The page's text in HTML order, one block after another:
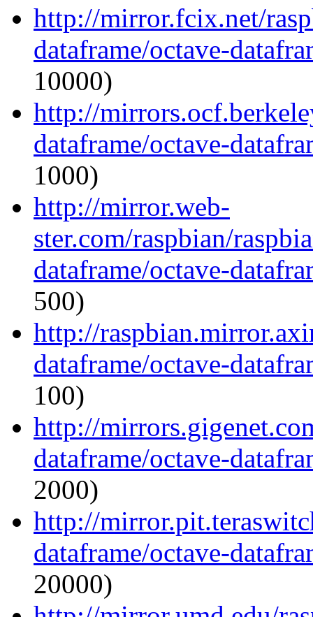
http://mirror.fcix.net/
dataframe/octave-
10000)
http://
dataframe/octave-
1000)
http://mirror.web-
ster.com/raspbian/
dataframe/octave-
500)
http://
dataframe/octave-
100)
http://
dataframe/octave-
2000)
http://
dataframe/octave-
20000)